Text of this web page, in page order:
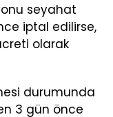
seyahat
iptal edilirse,
olarak
durumunda
3 gün önce